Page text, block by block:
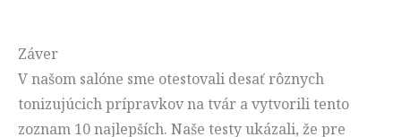
Záver
V našom salóne sme otestovali desať rôznych
tonizujúcich prípravkov na tvár a vytvorili tento
zoznam 10 najlepších. Naše testy ukázali, že pre